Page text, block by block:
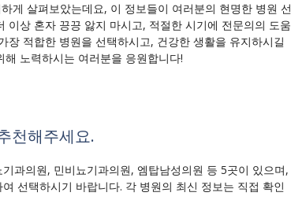
게 살펴보았는데요, 이 정보들이 여러분의 현명한 병원 선
상 혼자 끙끙 앓지 마시고, 적절한 시기에 전문의의 도움
적합한 병원을 선택하시고, 건강한 생활을 유지하시길
노력하시는 여러분을 응원합니다!
천해주세요.
과의원, 민비뇨기과의원, 엠탑남성의원 등 5곳이 있으며,
선택하시기 바랍니다. 각 병원의 최신 정보는 직접 확인